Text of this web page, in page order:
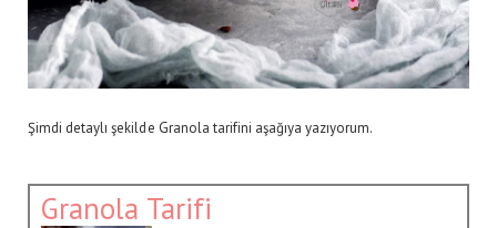
Şimdi detaylı şekilde Granola tarifini aşağıya yazıyorum.
Granola Tarifi